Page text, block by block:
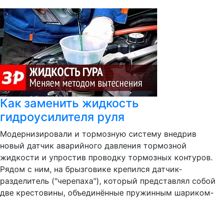
Как заменить жидкость
гидроусилителя руля
Модернизировали и тормозную систему внедрив
новый датчик аварийного давления тормозной
жидкости и упростив проводку тормозных контуров.
Рядом с ним, на брызговике крепился датчик-
разделитель ("черепаха"), который представлял собой
две крестовины, объединённые пружинным шариком-